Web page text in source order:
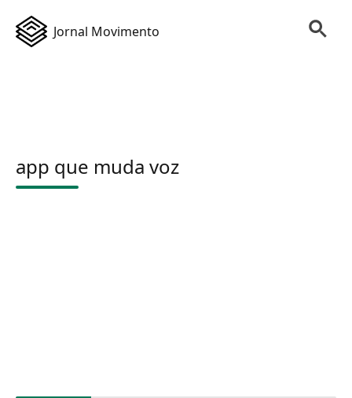
Jornal Movimento
app que muda voz